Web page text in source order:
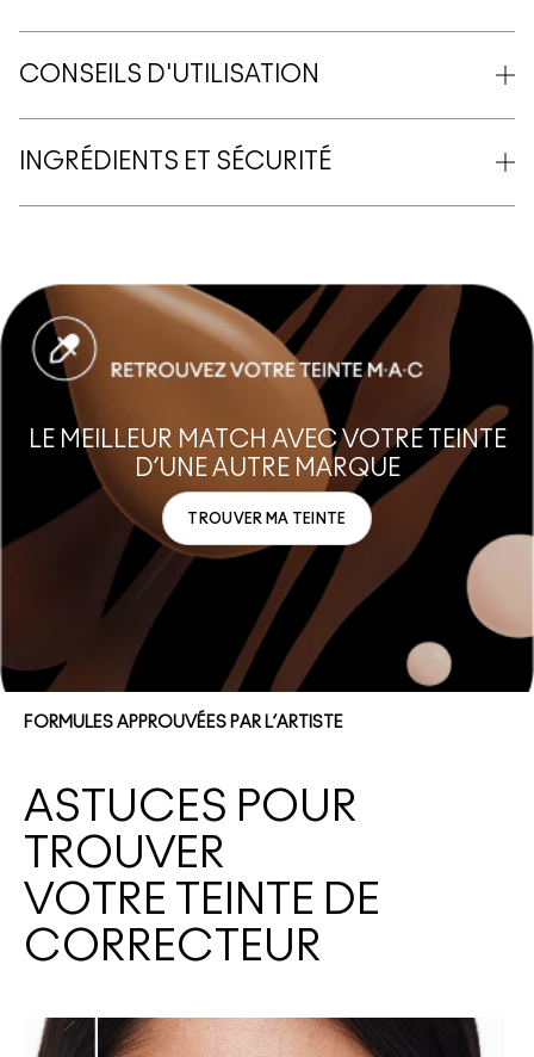
CONSEILS D'UTILISATION
INGRÉDIENTS ET SÉCURITÉ
FORMULES APPROUVÉES PAR L’ARTISTE
ASTUCES POUR
TROUVER
VOTRE TEINTE DE
CORRECTEUR